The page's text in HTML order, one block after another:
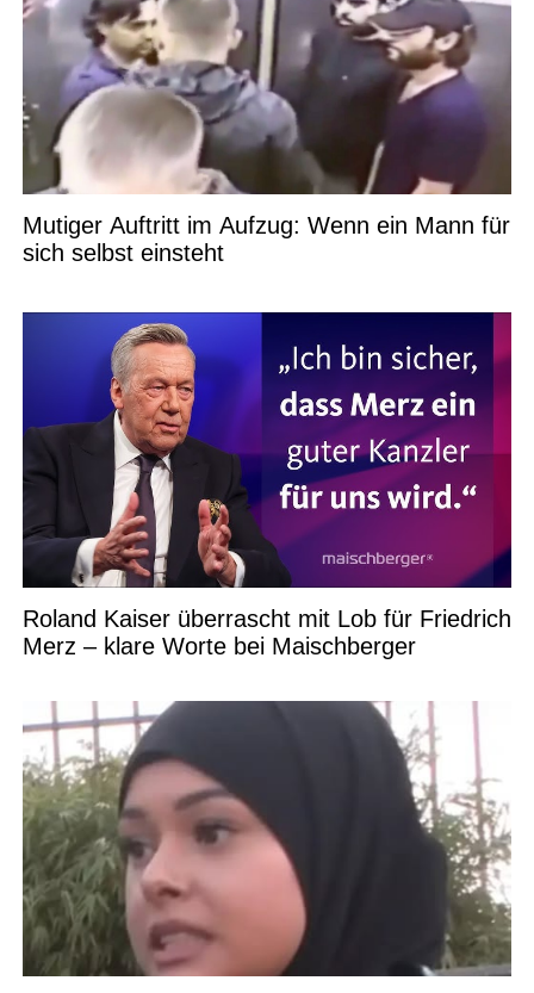
Mutiger Auftritt im Aufzug: Wenn ein Mann für
sich selbst einsteht
Roland Kaiser überrascht mit Lob für Friedrich
Merz – klare Worte bei Maischberger